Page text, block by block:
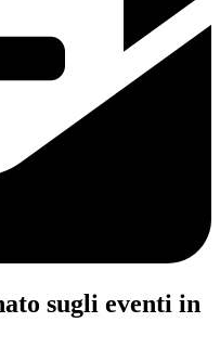
sugli eventi in